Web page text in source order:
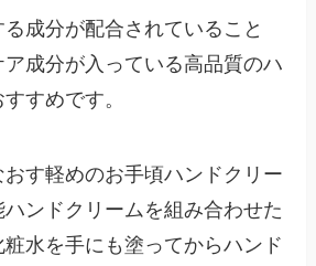
成分が配合されていること
成分が入っている高品質のハ
すめです。
おす軽めのお手頃ハンドクリー
ンドクリームを組み合わせた
粧水を手にも塗ってからハンド